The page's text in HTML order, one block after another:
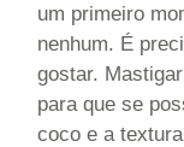
um primeiro
nenhum. É
gostar.
para que se
coco e a